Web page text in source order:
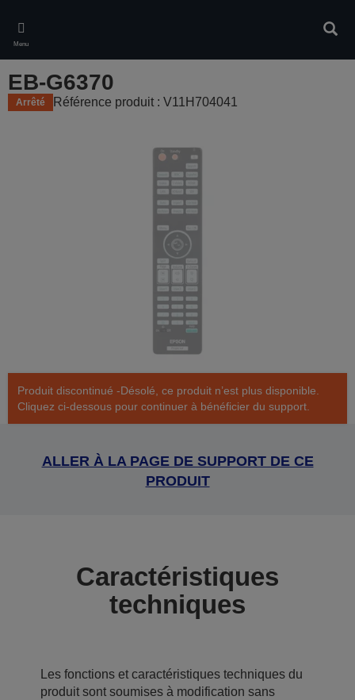
main
content
Menu
EB-G6370
Arrêté Référence produit : V11H704041
Produit discontinué -Désolé, ce produit n’est plus disponible.
Cliquez ci-dessous pour continuer à bénéficier du support.
ALLER À LA PAGE DE SUPPORT DE CE
PRODUIT
Caractéristiques
techniques
Les fonctions et caractéristiques techniques du
produit sont soumises à modification sans